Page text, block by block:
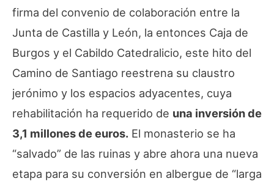
firma del convenio de colaboración entre la
Junta de Castilla y León, la entonces Caja de
Burgos y el Cabildo Catedralicio, este hito del
Camino de Santiago reestrena su claustro
jerónimo y los espacios adyacentes, cuya
rehabilitación ha requerido de una inversión de
3,1 millones de euros. El monasterio se ha
“salvado” de las ruinas y abre ahora una nueva
etapa para su conversión en albergue de “larga